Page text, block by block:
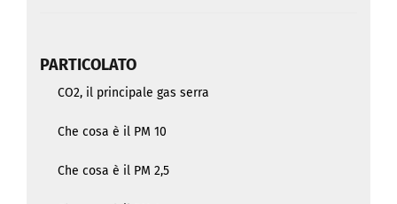
PARTICOLATO
CO2, il principale gas serra
Che cosa è il PM 10
Che cosa è il PM 2,5